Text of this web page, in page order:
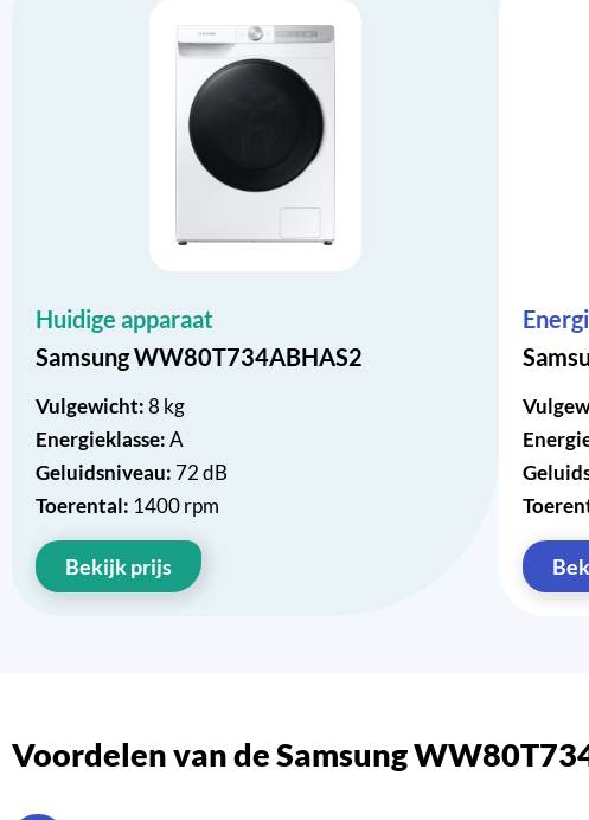
Huidige apparaat
Samsung WW80T734ABHAS2
Vulgewicht:8 kg
Energieklasse:A
Geluidsniveau: 72 dB
Toerental: 1400 rpm
Bekijk prijs
Voordelen van de Samsung